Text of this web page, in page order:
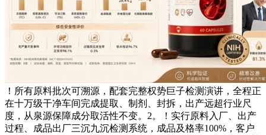
！所有原料批次可溯源，配套完整权势巨子检测演讲，全程正
在十万级干净车间完成提取、制剂、封拆，出产远超行业尺
度，从泉源保障成分取活性不变。2。！实行原料入厂、出产
过程、成品出厂三沉九沉检测系统，成品及格率100%，客户